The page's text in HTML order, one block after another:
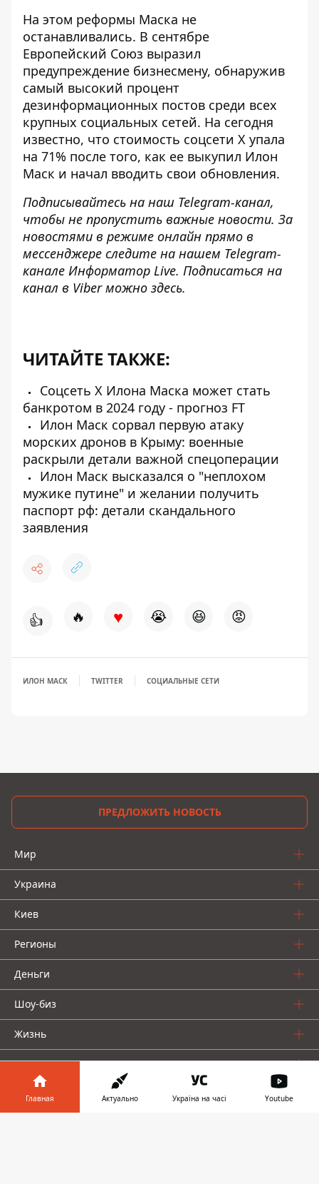
На этом реформы Маска не
останавливались. В сентябре
Европейский Союз выразил
предупреждение бизнесмену, обнаружив
самый высокий процент
дезинформационных постов среди всех
крупных социальных сетей. На сегодня
известно, что стоимость соцсети X упала
на 71% после того, как ее выкупил Илон
Маск и начал вводить свои обновления.
Подписывайтесь на наш Telegram-канал,
чтобы не пропустить важные новости. За
новостями в режиме онлайн прямо в
мессенджере следите на нашем Telegram-
канале Информатор Live. Подписаться на
канал в Viber можно здесь.
ЧИТАЙТЕ ТАКЖЕ:
Соцсеть X Илона Маска может стать
банкротом в 2024 году - прогноз FT
Илон Маск сорвал первую атаку
морских дронов в Крыму: военные
раскрыли детали важной спецоперации
Илон Маск высказался о "неплохом
мужике путине" и желании получить
паспорт рф: детали скандального
заявления
👍 🔥 ♥ 😭 😆 😡
ИЛОН МАСК TWITTER СОЦИАЛЬНЫЕ СЕТИ
ПРЕДЛОЖИТЬ НОВОСТЬ
Мир
Украина
Киев
Регионы
Деньги
Шоу-биз
Жизнь
О нас
Главная Актуально Україна на часі Youtube